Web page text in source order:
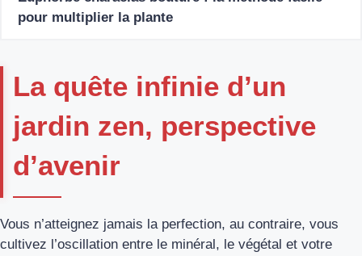
pour multiplier la plante
La quête infinie d’un
jardin zen, perspective
d’avenir
Vous n’atteignez jamais la perfection, au contraire, vous
cultivez l’oscillation entre le minéral, le végétal et votre